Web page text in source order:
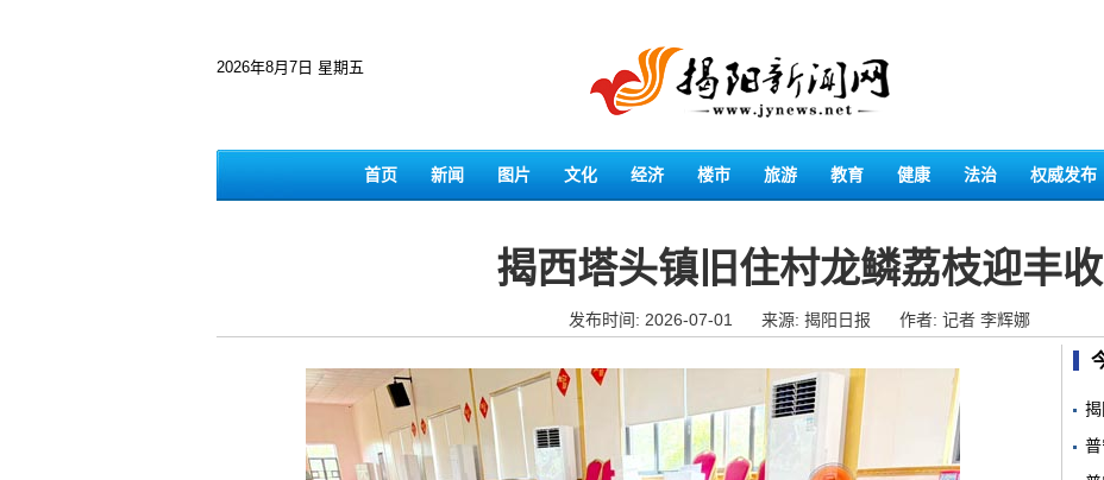
2026年8月7日 星期五
首页
新闻 图片 文化 经济 楼市 旅游 教育 健康 法治 权威发布
揭西塔头镇旧住村龙鳞荔枝迎丰收
发布时间: 2026-07-01 来源: 揭阳日报 作者: 记者 李辉娜